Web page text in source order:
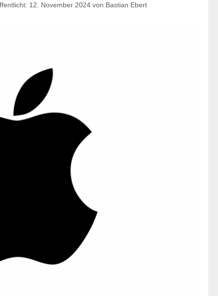
12. November 2024 von Bastian Ebert